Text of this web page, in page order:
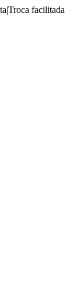
|Troca facilitada